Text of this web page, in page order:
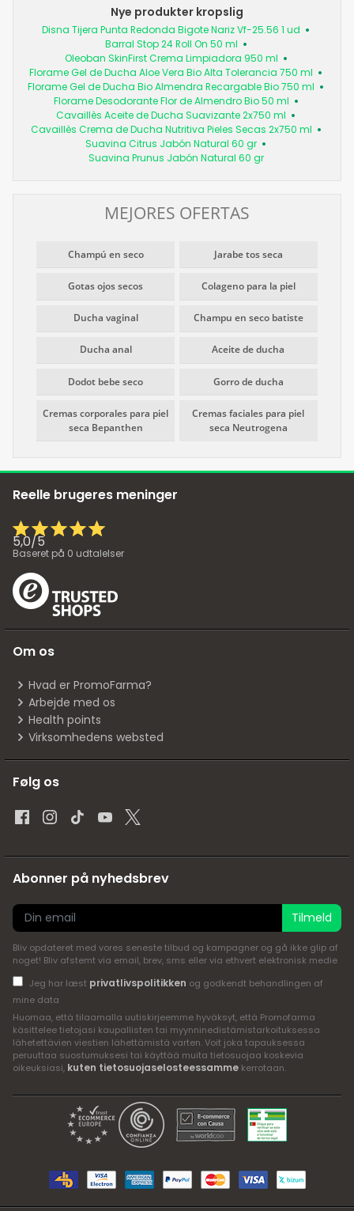
Nye produkter kropslig
Disna Tijera Punta Redonda Bigote Nariz Vf-25.56 1 ud
Barral Stop 24 Roll On 50 ml
Oleoban SkinFirst Crema Limpiadora 950 ml
Florame Gel de Ducha Aloe Vera Bio Alta Tolerancia 750 ml
Florame Gel de Ducha Bio Almendra Recargable Bio 750 ml
Florame Desodorante Flor de Almendro Bio 50 ml
Cavaillès Aceite de Ducha Suavizante 2x750 ml
Cavaillès Crema de Ducha Nutritiva Pieles Secas 2x750 ml
Suavina Citrus Jabón Natural 60 gr
Suavina Prunus Jabón Natural 60 gr
MEJORES OFERTAS
Champú en seco Jarabe tos seca
Gotas ojos secos Colageno para la piel
Ducha vaginal Champu en seco batiste
Ducha anal Aceite de ducha
Dodot bebe seco Gorro de ducha
Cremas corporales para piel
seca Bepanthen
Cremas faciales para piel
seca Neutrogena
Reelle brugeres meninger
5,0/5
Baseret på 0 udtalelser
Om os
Hvad er PromoFarma?
Arbejde med os
Health points
Virksomhedens websted
Følg os
Abonner på nyhedsbrev
Tilmeld
Bliv opdateret med vores seneste tilbud og kampagner og gå ikke glip af
noget! Bliv afstemt via email, brev, sms eller via ethvert elektronisk medie
Jeg har læst privatlivspolitikken og godkendt behandlingen af
mine data
Huomaa, että tilaamalla uutiskirjeemme hyväksyt, että Promofarma
käsittelee tietojasi kaupallisten tai myynninedistämistarkoituksessa
lähetettävien viestien lähettämistä varten. Voit joka tapauksessa
peruuttaa suostumuksesi tai käyttää muita tietosuojaa koskevia
oikeuksiasi, kuten tietosuojaselosteessamme kerrotaan.